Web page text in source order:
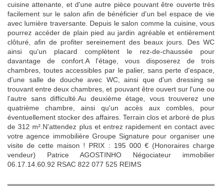
cuisine attenante, et d'une autre pièce pouvant être ouverte très
facilement sur le salon afin de bénéficier d'un bel espace de vie
avec lumière traversante. Depuis le salon comme la cuisine, vous
pourrez accéder de plain pied au jardin agréable et entièrement
clôturé, afin de profiter sereinement des beaux jours. Des WC
ainsi qu'un placard complètent le rez-de-chaussée pour
davantage de confort.A l'étage, vous disposerez de trois
chambres, toutes accessibles par le palier, sans perte d'espace,
d'une salle de douche avec WC, ainsi que d'un dressing se
trouvant entre deux chambres, et pouvant être ouvert sur l'une ou
l'autre sans difficulté.Au deuxième étage, vous trouverez une
quatrième chambre, ainsi qu'un accès aux combles, pour
éventuellement stocker des affaires. Terrain clos et arboré de plus
de 312 m².N'attendez plus et entrez rapidement en contact avec
votre agence immobilière Groupe Signature pour organiser une
visite de cette maison ! PRIX : 195 000 € (Honoraires charge
vendeur) Patrice AGOSTINHO Négociateur immobilier
06.17.14.60.92 RSAC 822 077 525 REIMS